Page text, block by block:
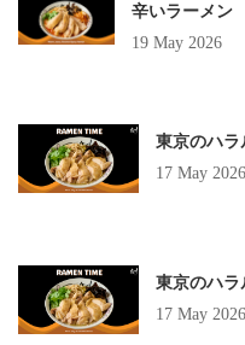
辛いラーメン
19 May 2026
東京のハラ
17 May 2026
東京のハラ
17 May 2026